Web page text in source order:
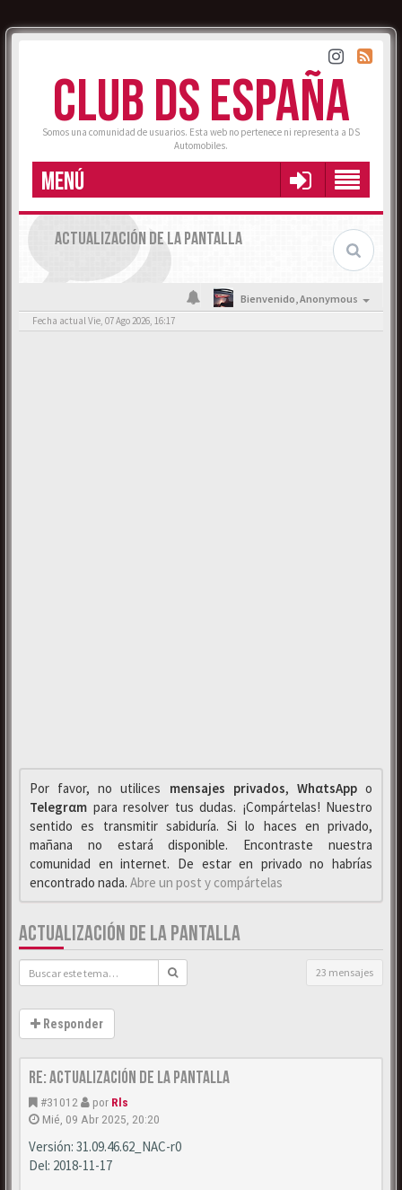
CLUB DS ESPAÑA
Somos una comunidad de usuarios. Esta web no pertenece ni representa a DS
Automobiles.
MENÚ
ACTUALIZACIÓN DE LA PANTALLA
Bienvenido,Anonymous
Fecha actual Vie, 07 Ago 2026, 16:17
Por favor, no utilices mensajes privados, WhαtsAppo
Telegrαm para resolver tus dudas. ¡Compártelas! Nuestro
sentido es transmitir sabiduría. Si lo haces en privado,
mañana no estará disponible. Encontraste nuestra
comunidad en internet. De estar en privado no habrías
encontrado nada. Abre un post y compártelas
ACTUALIZACIÓN DE LA PANTALLA
23 mensajes
Responder
Re: Actualización de la pantalla
#31012 por Rls
Mié, 09 Abr 2025, 20:20
Versión: 31.09.46.62_NAC-r0
Del: 2018-11-17